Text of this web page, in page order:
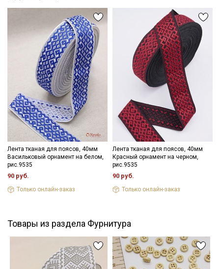
Лента тканая для поясов, 40мм
Васильковый орнамент на белом,
рис.9535
90 руб.
Только онлайн-заказ
Лента тканая для поясов, 40мм
Красный орнамент на черном,
рис.9535
90 руб.
Только онлайн-заказ
Товары из раздела Фурнитура
Подписаться
Ознакомлен(а) сПолитикой обработки персональных
данныхи даюСогласие на обработку персональных
данных
ДаюСогласие на получение рекламных и
информационных рассылок